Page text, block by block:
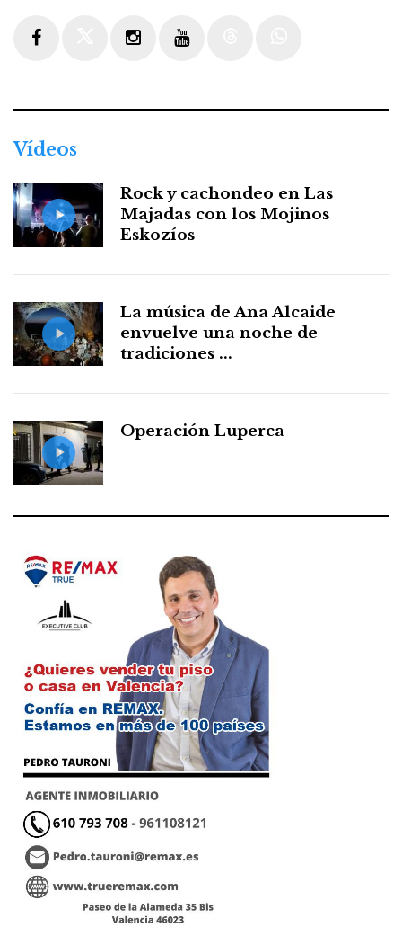
Vídeos
Rock y cachondeo en Las
Majadas con los Mojinos
Eskozíos
La música de Ana Alcaide
envuelve una noche de
tradiciones ...
Operación Luperca